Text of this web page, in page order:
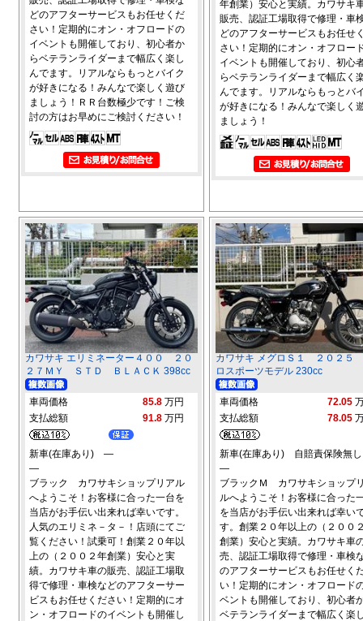
どのアフターサービスもお任せくだ
さい！定期的にオン・オフロードの
イベントも開催しており、初心者か
らベテランライダーまで幅広く楽し
んでます。リアルならもっとバイク
が好きになる！みんなで楽しく遊び
ましょう！ＲＲ台数極少です！ご検
討の方はお早めにご検討ください！
年創業）安心と実績。カワサキ
販売、認証工場取得で修理・車
どのアフターサービスもお任せ
さい！定期的にオン・オフロー
イベントも開催しており、初心
らベテランライダーまで幅広く
んでます。リアルならもっとバ
が好きになる！みんなで楽しく
ましょう！
カワサキ エリミネーター４００ ２０
２７ＭＹ ＳＴＤ ＢＬＡＣＫ 398cc
車両価格 85.8 万円
支払総額
91.8 万円
新車(在庫あり) ―
―
ブラック カワサキショップリアル
へようこそ！お客様に合った一台を
当店がお手伝い出来れば幸いです。
人気のエリミネ－タ－！店頭にてご
覧ください！試乗可！創業２０年以
上の（２００２年創業）安心と実
績。カワサキ車の販売、認証工場取
得で修理・車検などのアフターサー
ビスもお任せください！定期的にオ
ン・オフロードのイベントも開催し
カワサキ メグロＳ１ ２０２５
ロスポーツモデル 230cc
車両価格 72.05
支払総額
78.05
新車(在庫あり) 自賠責保険無し
―
ブラックＭ カワサキショップ
ルへようこそ！お客様に合った
を当店がお手伝い出来れば幸い
す。創業２０年以上の（２００
創業）安心と実績。カワサキ車
売、認証工場取得で修理・車検
のアフターサービスもお任せく
い！定期的にオン・オフロード
ベントも開催しており、初心者
ベテランライダーまで幅広く楽